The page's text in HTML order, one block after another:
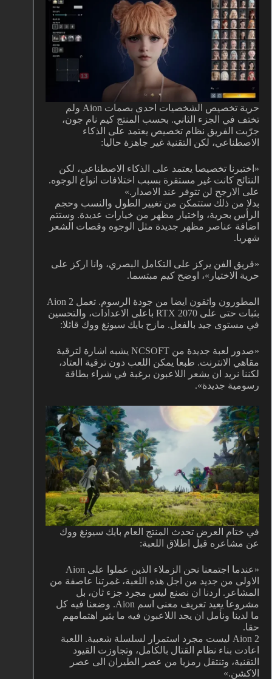
حرية تخصيص الشخصيات احدى بصمات Aion ولم
تختف في الجزء الثاني. بحسب المنتج كيم نام جون،
جرّبت الفريق نظام تخصيص يعتمد على الذكاء
الاصطناعي، لكن التقنية غير جاهزة حاليا:
«اختبرنا تخصيصا يعتمد على الذكاء الاصطناعي، لكن
النتائج كانت غير مستقرة بسبب اختلافات انواع الوجوه.
على الارجح لن تتوفر عند الاصدار.»
بدلا من ذلك ستتمكن من تغيير الطول والنسب وحجم
الرأس بحرية، واختيار مظهر من خيارات عديدة. وستتم
اضافة عناصر مظهر جديدة مثل الوجوه وقصات الشعر
شهريا.
«فريق الفن يركز على التكامل البصري، وانا اركز على
حرية الاختيار»، اوضح كيم مبتسما.
المطورون واثقون ايضا من جودة الرسوم. تعمل Aion 2
بثبات حتى على RTX 2070 باعلى الاعدادات، والتحسين
في مستوى جيد بالفعل. مازح بايك سيونغ ووك قائلا:
«صدور لعبة جديدة من NCSOFT يشبه اشارة لترقية
مقاهي الانترنت. طبعا يمكن اللعب دون ترقية العتاد،
لكننا نريد ان يشعر اللاعبون برغبة في شراء بطاقة
رسومية جديدة».
في ختام العرض تحدث المنتج العام بايك سيونغ ووك
عن مشاعره قبل اطلاق اللعبة:
«عندما اجتمعنا نحن الزملاء الذين عملوا على Aion
الاولى من جديد من اجل هذه اللعبة، غمرتنا عاصفة من
المشاعر. اردنا ان نصنع ليس مجرد جزء ثان، بل
مشروعا يعيد تعريف معنى اسم Aion. وضعنا فيه كل
ما لدينا ونأمل ان يجد اللاعبون فيه ما يثير اهتمامهم
حقا.
Aion 2 ليست مجرد استمرار لسلسلة شعبية. اللعبة
اعادت بناء نظام القتال بالكامل، وتجاوزت القيود
التقنية، وتنتقل رمزيا من عصر الطيران الى عصر
الاكشن.»